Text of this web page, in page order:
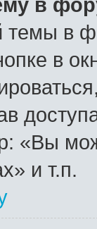
темы в
в
«Вы
и т.п.